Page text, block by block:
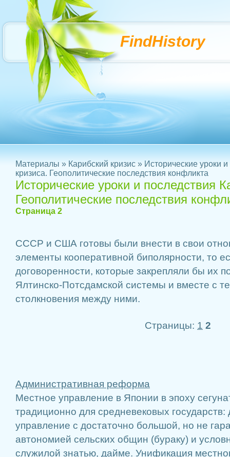
FindHistory
Материалы » Карибский кризис » Исторические уроки
кризиса. Геополитические последствия конфликта
Исторические уроки и последствия
Геополитические последствия
Страница 2
СССР и США готовы были внести в свои
элементы кооперативной биполярности, то
договоренности, которые закрепляли бы их
Ялтинско-Потсдамской системы и вместе с
столкновения между ними.
Страницы: 1 2
Административная реформа
Местное управление в Японии в эпоху
традиционно для средневековых
управление с достаточно большой, но не
автономией сельских общин (бураку) и
служилой знатью, дайме. Унификация